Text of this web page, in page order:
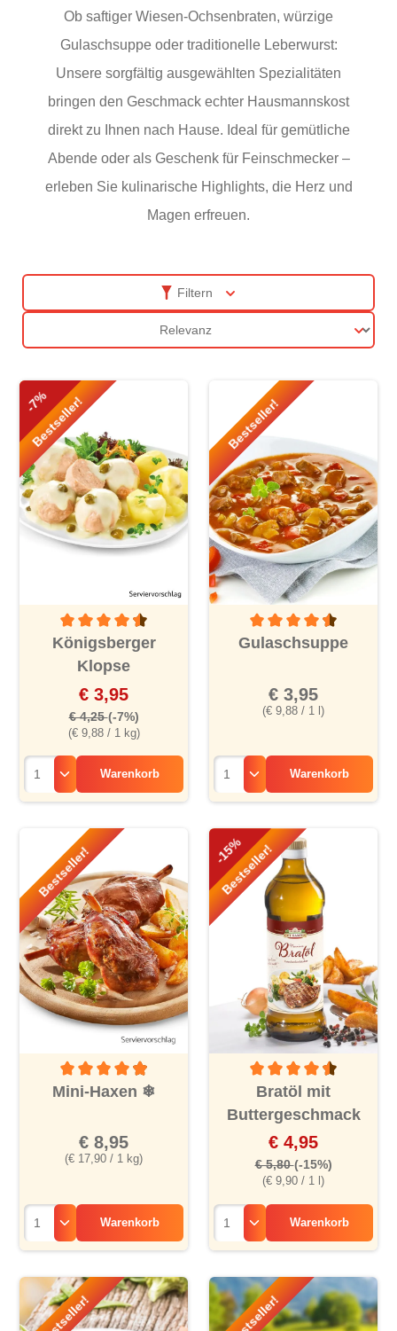
Ob saftiger Wiesen-Ochsenbraten, würzige
Gulaschsuppe oder traditionelle Leberwurst:
Unsere sorgfältig ausgewählten Spezialitäten
bringen den Geschmack echter Hausmannskost
direkt zu Ihnen nach Hause. Ideal für gemütliche
Abende oder als Geschenk für Feinschmecker –
erleben Sie kulinarische Highlights, die Herz und
Magen erfreuen.
Filtern
-7%
Bestseller!
Durchschnittliche Bewertung von 4.4 von 5 Sternen
Königsberger
Klopse
(€ 9,88 / 1 kg)
€ 3,95
€ 4,25(-7%)
Warenkorb
Bestseller!
Durchschnittliche
Gulaschsuppe
(€ 9,88 / 1 l)
€ 3,95
Warenkorb
Bestseller!
Durchschnittliche Bewertung von 4.9 von 5 Sternen
Mini-Haxen ❄
(€ 17,90 / 1 kg)
€ 8,95
Warenkorb
-15%
Bestseller!
Durchschnittliche
Bratöl mit
Buttergeschmack
(€ 9,90 / 1 l)
€ 4,95
€ 5,80(-15%)
Warenkorb